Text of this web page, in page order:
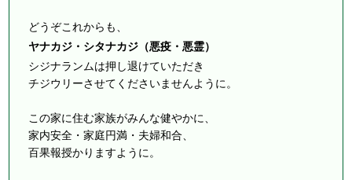
どうぞこれからも、
ヤナカジ・シタナカジ（悪疫・悪霊）
シジナランムは押し退けていただき
チジウリーさせてくださいませんように。
この家に住む家族がみんな健やかに、
家内安全・家庭円満・夫婦和合、
百果報授かりますように。